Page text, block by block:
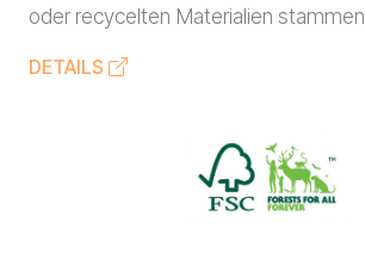
oder recycelten Materialien stammen
DETAILS